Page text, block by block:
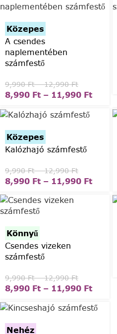
Közepes
A csendes
naplementében
számfestő
9,990Ft – 12,990Ft
8,990 Ft – 11,990 Ft
Közepes
Kalózhajó számfestő
9,990Ft – 12,990Ft
8,990 Ft – 11,990 Ft
Könnyű
Csendes vizeken
számfestő
9,990Ft – 12,990Ft
8,990 Ft – 11,990 Ft
Nehéz